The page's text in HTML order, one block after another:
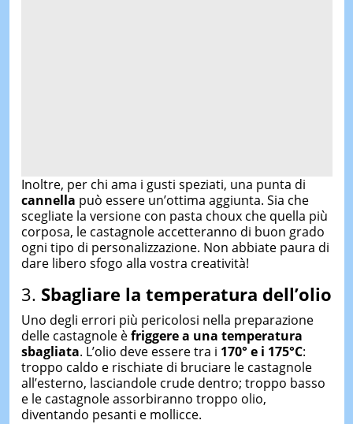
Inoltre, per chi ama i gusti speziati, una punta di
cannella può essere un’ottima aggiunta. Sia che
scegliate la versione con pasta choux che quella più
corposa, le castagnole accetteranno di buon grado
ogni tipo di personalizzazione. Non abbiate paura di
dare libero sfogo alla vostra creatività!
3. Sbagliare la temperatura dell’olio
Uno degli errori più pericolosi nella preparazione
delle castagnole èfriggere a una temperatura
sbagliata. L’olio deve essere tra i 170° e i 175°C:
troppo caldo e rischiate di bruciare le castagnole
all’esterno, lasciandole crude dentro; troppo basso
e le castagnole assorbiranno troppo olio,
diventando pesanti e mollicce.